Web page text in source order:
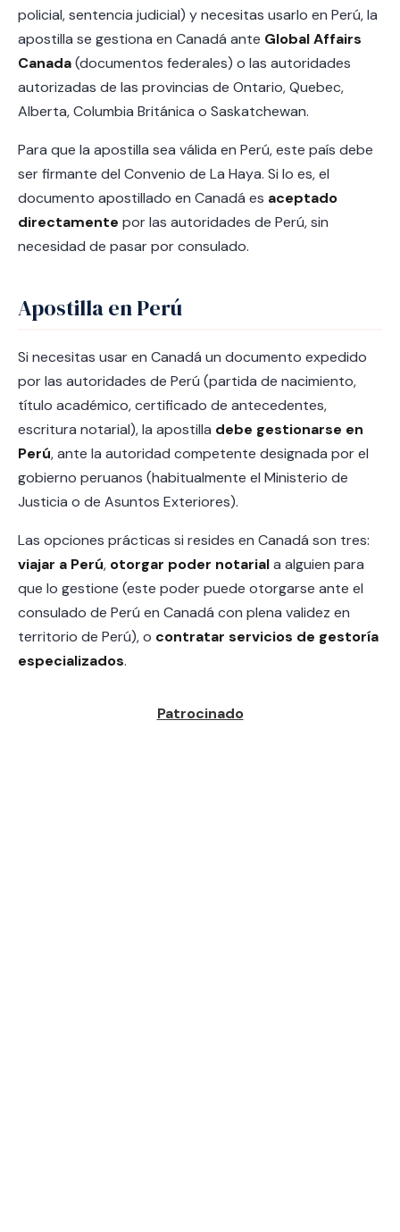
policial, sentencia judicial) y necesitas usarlo en Perú, la
apostilla se gestiona en Canadá ante Global Affairs
Canada(documentos federales) o las autoridades
autorizadas de las provincias de Ontario, Quebec,
Alberta, Columbia Británica o Saskatchewan.
Para que la apostilla sea válida en Perú, este país debe
ser firmante del Convenio de La Haya. Si lo es, el
documento apostillado en Canadá es aceptado
directamente por las autoridades de Perú, sin
necesidad de pasar por consulado.
Apostilla en Perú
Si necesitas usar en Canadá un documento expedido
por las autoridades de Perú (partida de nacimiento,
título académico, certificado de antecedentes,
escritura notarial), la apostilla debe gestionarse en
Perú, ante la autoridad competente designada por el
gobierno peruanos (habitualmente el Ministerio de
Justicia o de Asuntos Exteriores).
Las opciones prácticas si resides en Canadá son tres:
viajar a Perú, otorgar poder notariala alguien para
que lo gestione (este poder puede otorgarse ante el
consulado de Perú en Canadá con plena validez en
territorio de Perú), o contratar servicios de gestoría
especializados.